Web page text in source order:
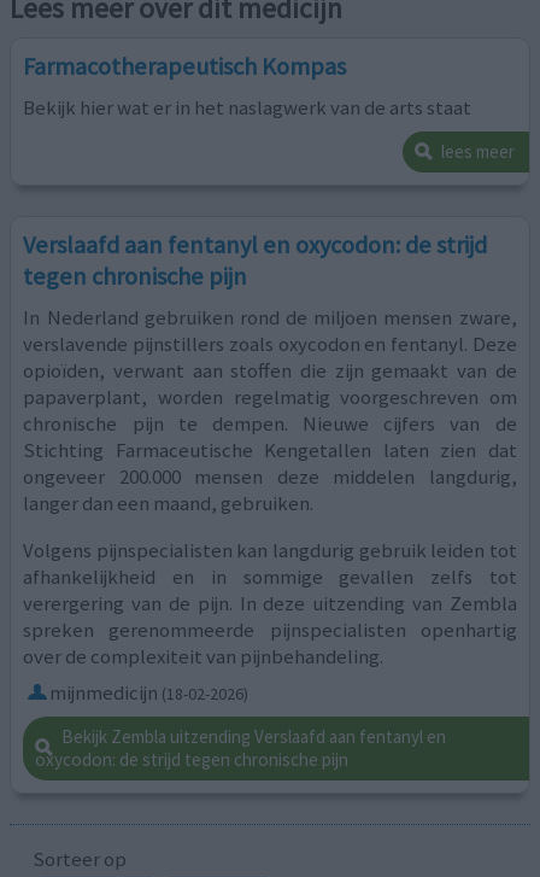
Lees meer over dit medicijn
Farmacotherapeutisch Kompas
Bekijk hier wat er in het naslagwerk van de arts staat
lees meer
Verslaafd aan fentanyl en oxycodon: de strijd
tegen chronische pijn
In Nederland gebruiken rond de miljoen mensen zware,
verslavende pijnstillers zoals oxycodon en fentanyl. Deze
opioïden, verwant aan stoffen die zijn gemaakt van de
papaverplant, worden regelmatig voorgeschreven om
chronische pijn te dempen. Nieuwe cijfers van de
Stichting Farmaceutische Kengetallen laten zien dat
ongeveer 200.000 mensen deze middelen langdurig,
langer dan een maand, gebruiken.
Volgens pijnspecialisten kan langdurig gebruik leiden tot
afhankelijkheid en in sommige gevallen zelfs tot
verergering van de pijn. In deze uitzending van Zembla
spreken gerenommeerde pijnspecialisten openhartig
over de complexiteit van pijnbehandeling.
mijnmedicijn (18-02-2026)
Bekijk Zembla uitzending Verslaafd aan fentanyl en
oxycodon: de strijd tegen chronische pijn
Sorteer op